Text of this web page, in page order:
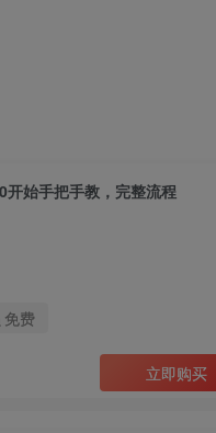
始手把手教，完整流程
免费
立即购买